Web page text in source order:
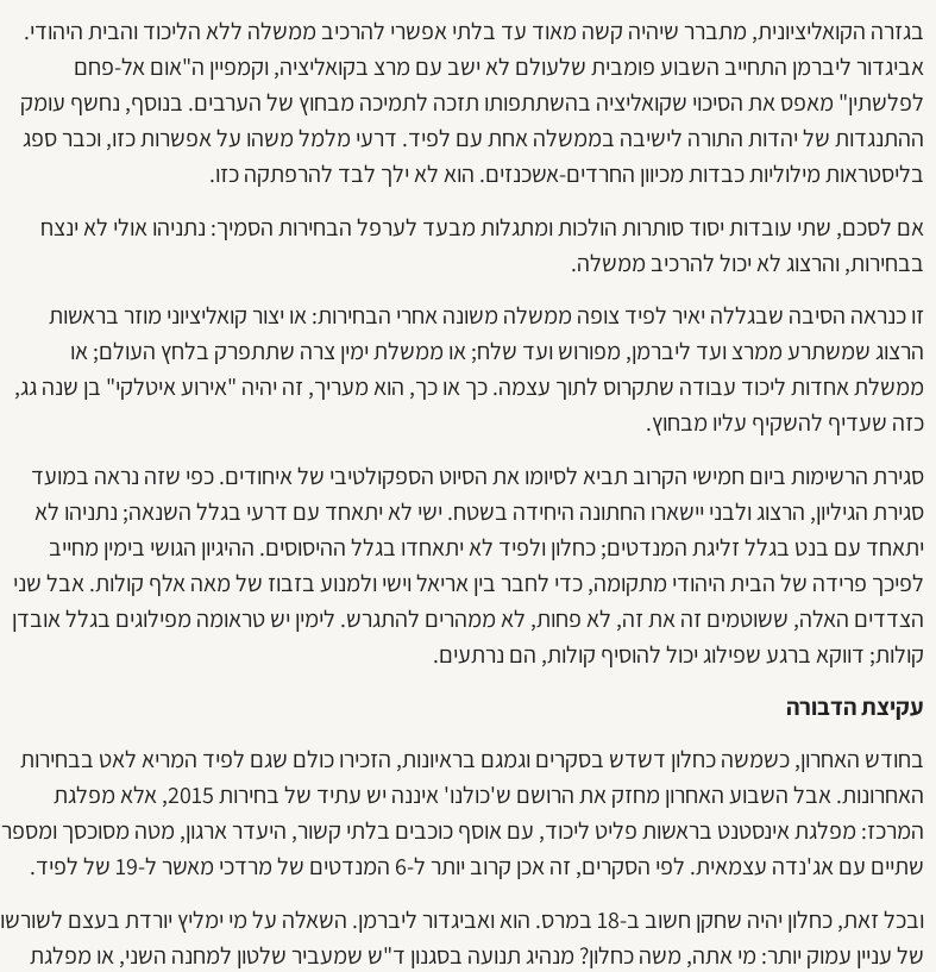
בגזרה הקואליציונית, מתברר שיהיה קשה מאוד עד בלתי אפשרי להרכיב ממשלה ללא הליכוד והבית היהודי.
אביגדור ליברמן התחייב השבוע פומבית שלעולם לא ישב עם מרצ בקואליציה, וקמפיין ה"אום אל-פחם
לפלשתין" מאפס את הסיכוי שקואליציה בהשתתפותו תזכה לתמיכה מבחוץ של הערבים. בנוסף, נחשף עומק
ההתנגדות של יהדות התורה לישיבה בממשלה אחת עם לפיד. דרעי מלמל משהו על אפשרות כזו, וכבר ספג
בליסטראות מילוליות כבדות מכיוון החרדים-אשכנזים. הוא לא ילך לבד להרפתקה כזו.
אם לסכם, שתי עובדות יסוד סותרות הולכות ומתגלות מבעד לערפל הבחירות הסמיך: נתניהו אולי לא ינצח
בבחירות, והרצוג לא יכול להרכיב ממשלה.
זו כנראה הסיבה שבגללה יאיר לפיד צופה ממשלה משונה אחרי הבחירות: או יצור קואליציוני מוזר בראשות
הרצוג שמשתרע ממרצ ועד ליברמן, מפורוש ועד שלח; או ממשלת ימין צרה שתתפרק בלחץ העולם; או
ממשלת אחדות ליכוד עבודה שתקרוס לתוך עצמה. כך או כך, הוא מעריך, זה יהיה "אירוע איטלקי" בן שנה גג,
כזה שעדיף להשקיף עליו מבחוץ.
סגירת הרשימות ביום חמישי הקרוב תביא לסיומו את הסיוט הספקולטיבי של איחודים. כפי שזה נראה במועד
סגירת הגיליון, הרצוג ולבני יישארו החתונה היחידה בשטח. ישי לא יתאחד עם דרעי בגלל השנאה; נתניהו לא
יתאחד עם בנט בגלל זליגת המנדטים; כחלון ולפיד לא יתאחדו בגלל ההיסוסים. ההיגיון הגושי בימין מחייב
לפיכך פרידה של הבית היהודי מתקומה, כדי לחבר בין אריאל וישי ולמנוע בזבוז של מאה אלף קולות. אבל שני
הצדדים האלה, ששוטמים זה את זה, לא פחות, לא ממהרים להתגרש. לימין יש טראומה מפילוגים בגלל אובדן
קולות; דווקא ברגע שפילוג יכול להוסיף קולות, הם נרתעים.
עקיצת הדבורה
בחודש האחרון, כשמשה כחלון דשדש בסקרים וגמגם בראיונות, הזכירו כולם שגם לפיד המריא לאט בבחירות
האחרונות. אבל השבוע האחרון מחזק את הרושם ש'כולנו' איננה יש עתיד של בחירות 2015, אלא מפלגת
המרכז: מפלגת אינסטנט בראשות פליט ליכוד, עם אוסף כוכבים בלתי קשור, היעדר ארגון, מטה מסוכסך ומספר
שתיים עם אג'נדה עצמאית. לפי הסקרים, זה אכן קרוב יותר ל-6 המנדטים של מרדכי מאשר ל-19 של לפיד.
ובכל זאת, כחלון יהיה שחקן חשוב ב-18 במרס. הוא ואביגדור ליברמן. השאלה על מי ימליץ יורדת בעצם לשורשו
של עניין עמוק יותר: מי אתה, משה כחלון? מנהיג תנועה בסגנון ד"ש שמעביר שלטון למחנה השני, או מפלגת